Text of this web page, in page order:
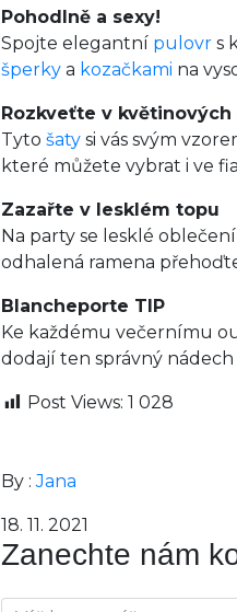
Pohodlně a sexy!
Spojte elegantní pulovr s
šperky a kozačkami na
Rozkveťte v květinových
Tyto šaty si vás svým
které můžete vybrat i ve
Zazařte v lesklém topu
Na party se lesklé
odhalená ramena
Blancheporte TIP
Ke každému večernímu
dodají ten správný
Post Views: 1 028
By :Jana
18. 11. 2021
Zanechte nám